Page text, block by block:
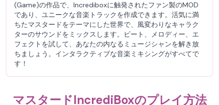
(Game)の作品で、Incrediboxに触発されたファン製のMOD
であり、ユニークな音楽トラックを作成できます。活気に満
ちたマスタードをテーマにした世界で、風変わりなキャラク
ターのサウンドをミックスします。ビート、メロディー、エ
フェクトを試して、あなたの内なるミュージシャンを解き放
ちましょう。インタラクティブな音楽ミキシングがすべてで
す！
マスタードIncrediBoxのプレイ方法